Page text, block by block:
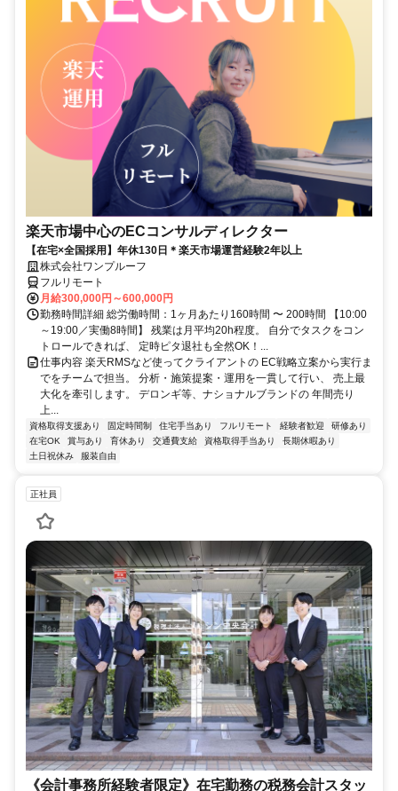
楽天市場中心のECコンサルディレクター
【在宅×全国採用】年休130日＊楽天市場運営経験2年以上
株式会社ワンプルーフ
フルリモート
月給300,000円～600,000円
勤務時間詳細 総労働時間：1ヶ月あたり160時間 〜 200時間 【10:00
～19:00／実働8時間】 残業は月平均20h程度。 自分でタスクをコン
トロールできれば、 定時ピタ退社も全然OK！...
仕事内容 楽天RMSなど使ってクライアントの EC戦略立案から実行ま
でをチームで担当。 分析・施策提案・運用を一貫して行い、 売上最
大化を牽引します。 デロンギ等、ナショナルブランドの 年間売り
上...
資格取得支援あり 固定時間制 住宅手当あり フルリモート 経験者歓迎
研修あり
在宅OK
賞与あり 育休あり 交通費支給 資格取得手当あり
長期休暇あり
土日祝休み
服装自由
正社員
《会計事務所経験者限定》在宅勤務の税務会計スタッ